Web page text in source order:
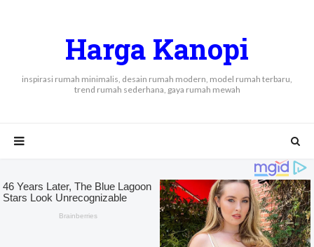
Harga Kanopi
inspirasi rumah minimalis, desain rumah modern, model rumah terbaru,
trend rumah sederhana, gaya rumah mewah